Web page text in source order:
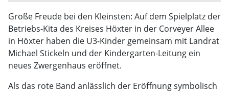
Große Freude bei den Kleinsten: Auf dem Spielplatz der
Betriebs-Kita des Kreises Höxter in der Corveyer Allee
in Höxter haben die U3-Kinder gemeinsam mit Landrat
Michael Stickeln und der Kindergarten-Leitung ein
neues Zwergenhaus eröffnet.
Als das rote Band anlässlich der Eröffnung symbolisch